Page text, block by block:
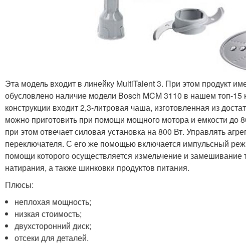
Эта модель входит в линейку MultiTalent 3. При этом продукт
обусловлено наличие модели Bosch MCM 3110 в нашем топ-
конструкции входит 2,3-литровая чаша, изготовленная из
можно приготовить при помощи мощного мотора и емкости до
при этом отвечает силовая установка на 800 Вт. Управлять
переключателя. С его же помощью включается импульсный
помощи которого осуществляется измельчение и замешивание
натирания, а также шинковки продуктов питания.
Плюсы:
неплохая мощность;
низкая стоимость;
двухсторонний диск;
отсеки для деталей.